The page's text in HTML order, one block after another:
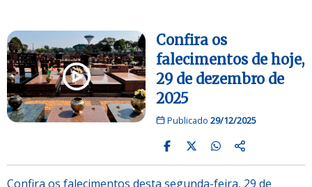
Confira os
falecimentos de hoje,
29 de dezembro de
2025
Publicado 29/12/2025
Confira os falecimentos desta segunda-feira, 29 de